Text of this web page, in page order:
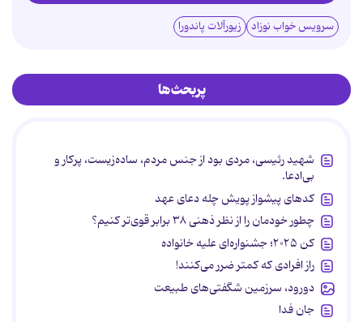
سرویس خواب نوزاد زیورآلات پاندورا
پربحث‌ها
شهید رئیسی، مردی بود از جنس مردم، ساده‌زیست، پرکار و
بی‌ادعا.
کدهای پیشواز پویش چله دعای عهد
چطور خودمان را از نظر ذهنی ۳۸ برابر قوی‌تر کنیم؟
کن ۲۰۲۵؛ جشنواره‌ای علیه خانواده
راز افرادی که کمتر ضرر می‌کنند!
دورود، سرزمین شگفتی‌های طبیعت
جان فدا